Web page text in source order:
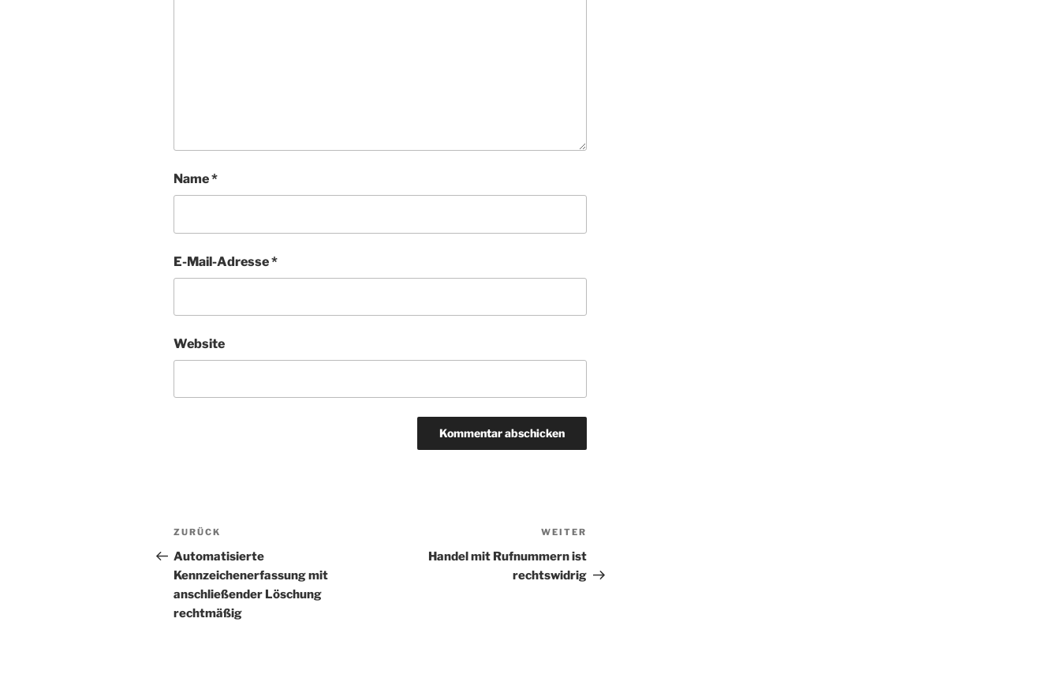
Name*
E-Mail-Adresse*
Website
Beitragsnavigation
Vorheriger
Beitrag
ZURÜCK
Automatisierte
Kennzeichenerfassung mit
anschließender Löschung
rechtmäßig
Beitrag
WEITER
Handel mit Rufnummern ist
rechtswidrig